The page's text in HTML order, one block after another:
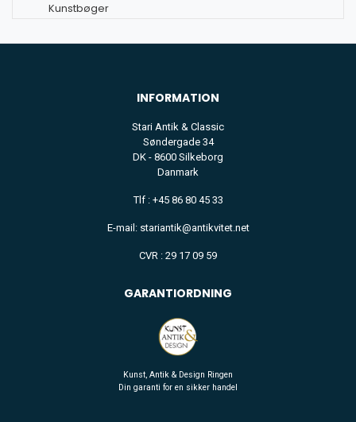
Kunstbøger
INFORMATION
Stari Antik & Classic
Søndergade 34
DK - 8600 Silkeborg
Danmark
Tlf : +45 86 80 45 33
E-mail: stariantik@antikvitet.net
CVR : 29 17 09 59
GARANTIORDNING
Kunst, Antik & Design Ringen
Din garanti for en sikker handel